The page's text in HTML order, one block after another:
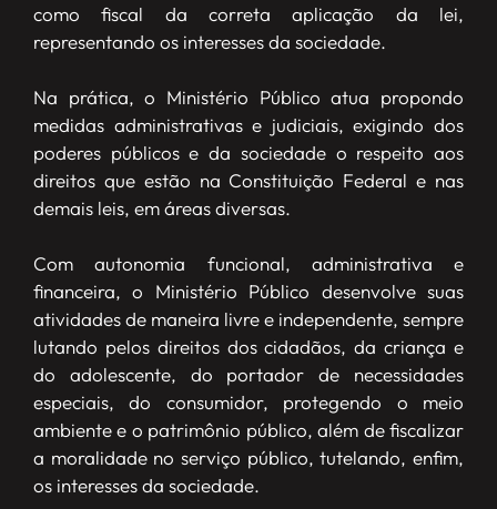
como fiscal da correta aplicação da lei,
representando os interesses da sociedade.
Na prática, o Ministério Público atua propondo
medidas administrativas e judiciais, exigindo dos
poderes públicos e da sociedade o respeito aos
direitos que estão na Constituição Federal e nas
demais leis, em áreas diversas.
Com autonomia funcional, administrativa e
financeira, o Ministério Público desenvolve suas
atividades de maneira livre e independente, sempre
lutando pelos direitos dos cidadãos, da criança e
do adolescente, do portador de necessidades
especiais, do consumidor, protegendo o meio
ambiente e o patrimônio público, além de fiscalizar
a moralidade no serviço público, tutelando, enfim,
os interesses da sociedade.